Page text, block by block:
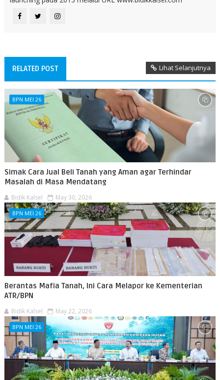
RELATED POST Lihat Selanjutnya
BPN MEI 26
Simak Cara Jual Beli Tanah yang Aman agar Terhindar
Masalah di Masa Mendatang
Bidik Kalsel May 30, 2026
BPN MEI 26
Berantas Mafia Tanah, Ini Cara Melapor ke Kementerian
ATR/BPN
Bidik Kalsel May 22, 2026
BPN MEI 26